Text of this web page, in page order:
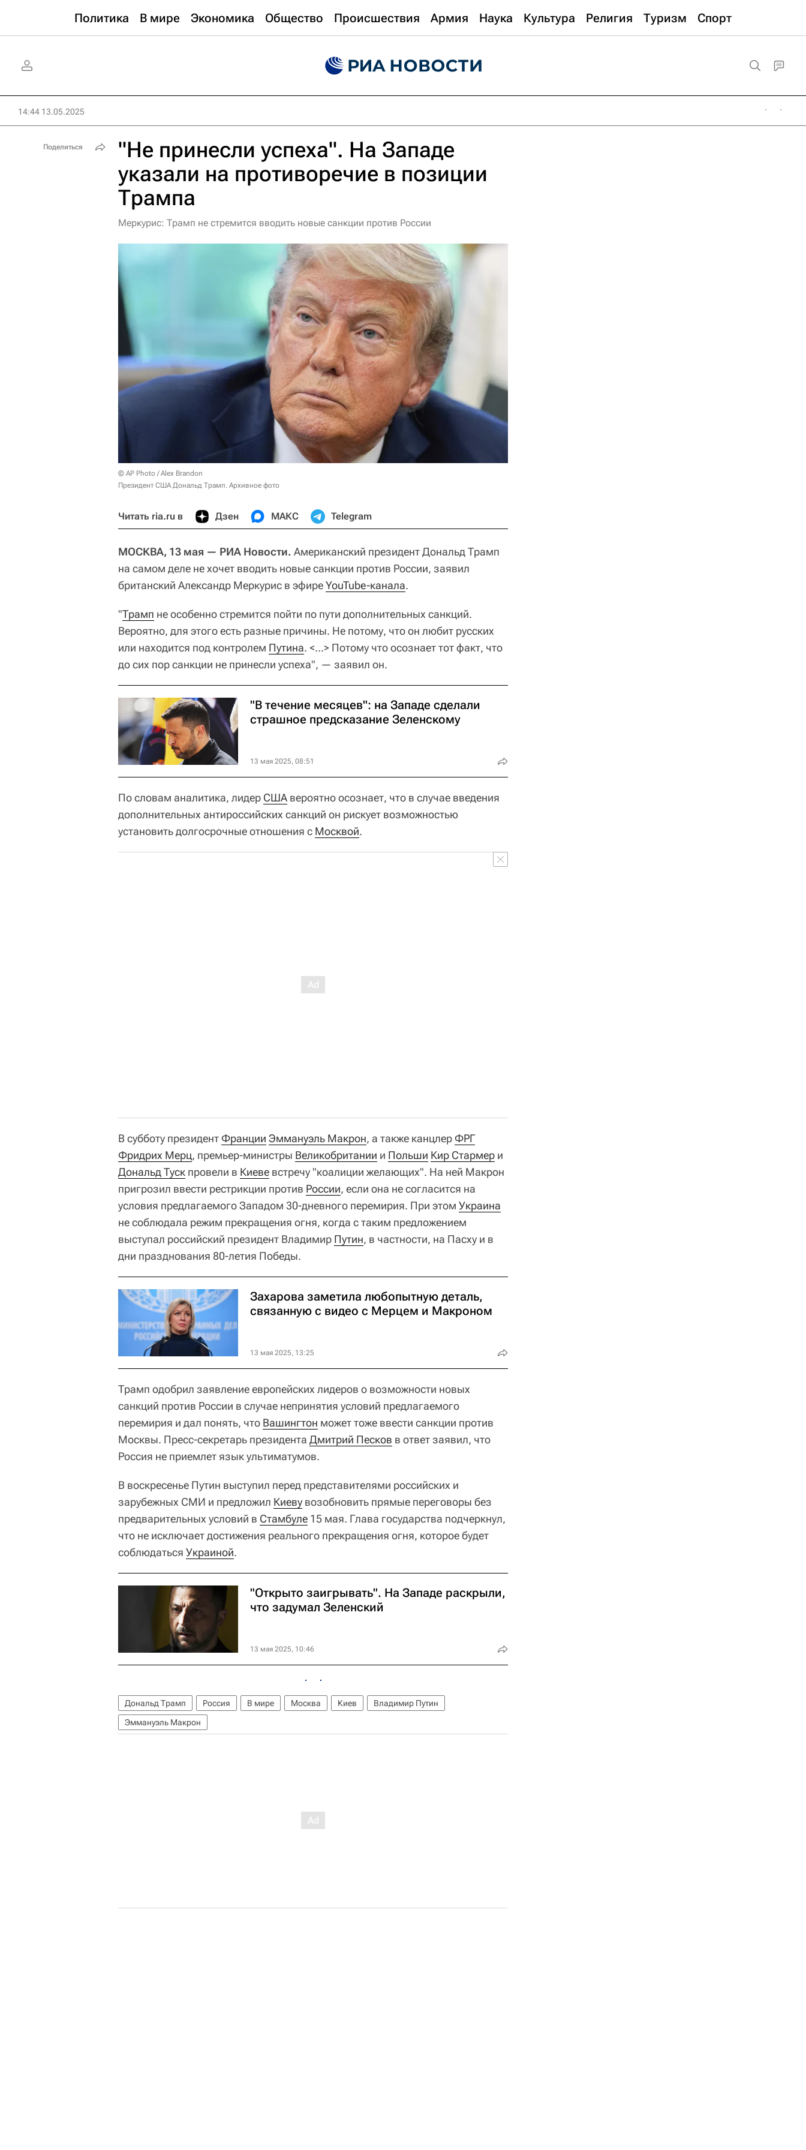
Политика В мире Экономика Общество Происшествия Армия Наука Культура Религия Туризм Спорт
14:44 13.05.2025
"Не принесли успеха". На Западе
указали на противоречие в позиции
Трампа
Меркурис: Трамп не стремится вводить новые санкции против России
© AP Photo / Alex Brandon
Президент США Дональд Трамп. Архивное фото
Читать ria.ru в Дзен МАКС Telegram
МОСКВА, 13 мая — РИА Новости. Американский президент Дональд Трамп
на самом деле не хочет вводить новые санкции против России, заявил
британский Александр Меркурис в эфиреYouTube-канала.
"Трамп не особенно стремится пойти по пути дополнительных санкций.
Вероятно, для этого есть разные причины. Не потому, что он любит русских
или находится под контролем Путина. <...> Потому что осознает тот факт, что
до сих пор санкции не принесли успеха", — заявил он.
"В течение месяцев": на Западе сделали
страшное предсказание Зеленскому
13 мая 2025, 08:51
По словам аналитика, лидер США вероятно осознает, что в случае введения
дополнительных антироссийских санкций он рискует возможностью
установить долгосрочные отношения с Москвой.
В субботу президент Франции Эммануэль Макрон, а также канцлер ФРГ
Фридрих Мерц, премьер-министры Великобритании и Польши Кир Стармер и
Дональд Туск провели в Киеве встречу "коалиции желающих". На ней Макрон
пригрозил ввести рестрикции против России, если она не согласится на
условия предлагаемого Западом 30-дневного перемирия. При этом Украина
не соблюдала режим прекращения огня, когда с таким предложением
выступал российский президент Владимир Путин, в частности, на Пасху и в
дни празднования 80-летия Победы.
Захарова заметила любопытную деталь,
связанную с видео с Мерцем и Макроном
13 мая 2025, 13:25
Трамп одобрил заявление европейских лидеров о возможности новых
санкций против России в случае непринятия условий предлагаемого
перемирия и дал понять, что Вашингтон может тоже ввести санкции против
Москвы. Пресс-секретарь президента Дмитрий Песков в ответ заявил, что
Россия не приемлет язык ультиматумов.
В воскресенье Путин выступил перед представителями российских и
зарубежных СМИ и предложил Киеву возобновить прямые переговоры без
предварительных условий в Стамбуле 15 мая. Глава государства подчеркнул,
что не исключает достижения реального прекращения огня, которое будет
соблюдаться Украиной.
"Открыто заигрывать". На Западе раскрыли,
что задумал Зеленский
13 мая 2025, 10:46
Дональд Трамп Россия В мире Москва Киев
Владимир Путин
Эммануэль Макрон
Поделиться